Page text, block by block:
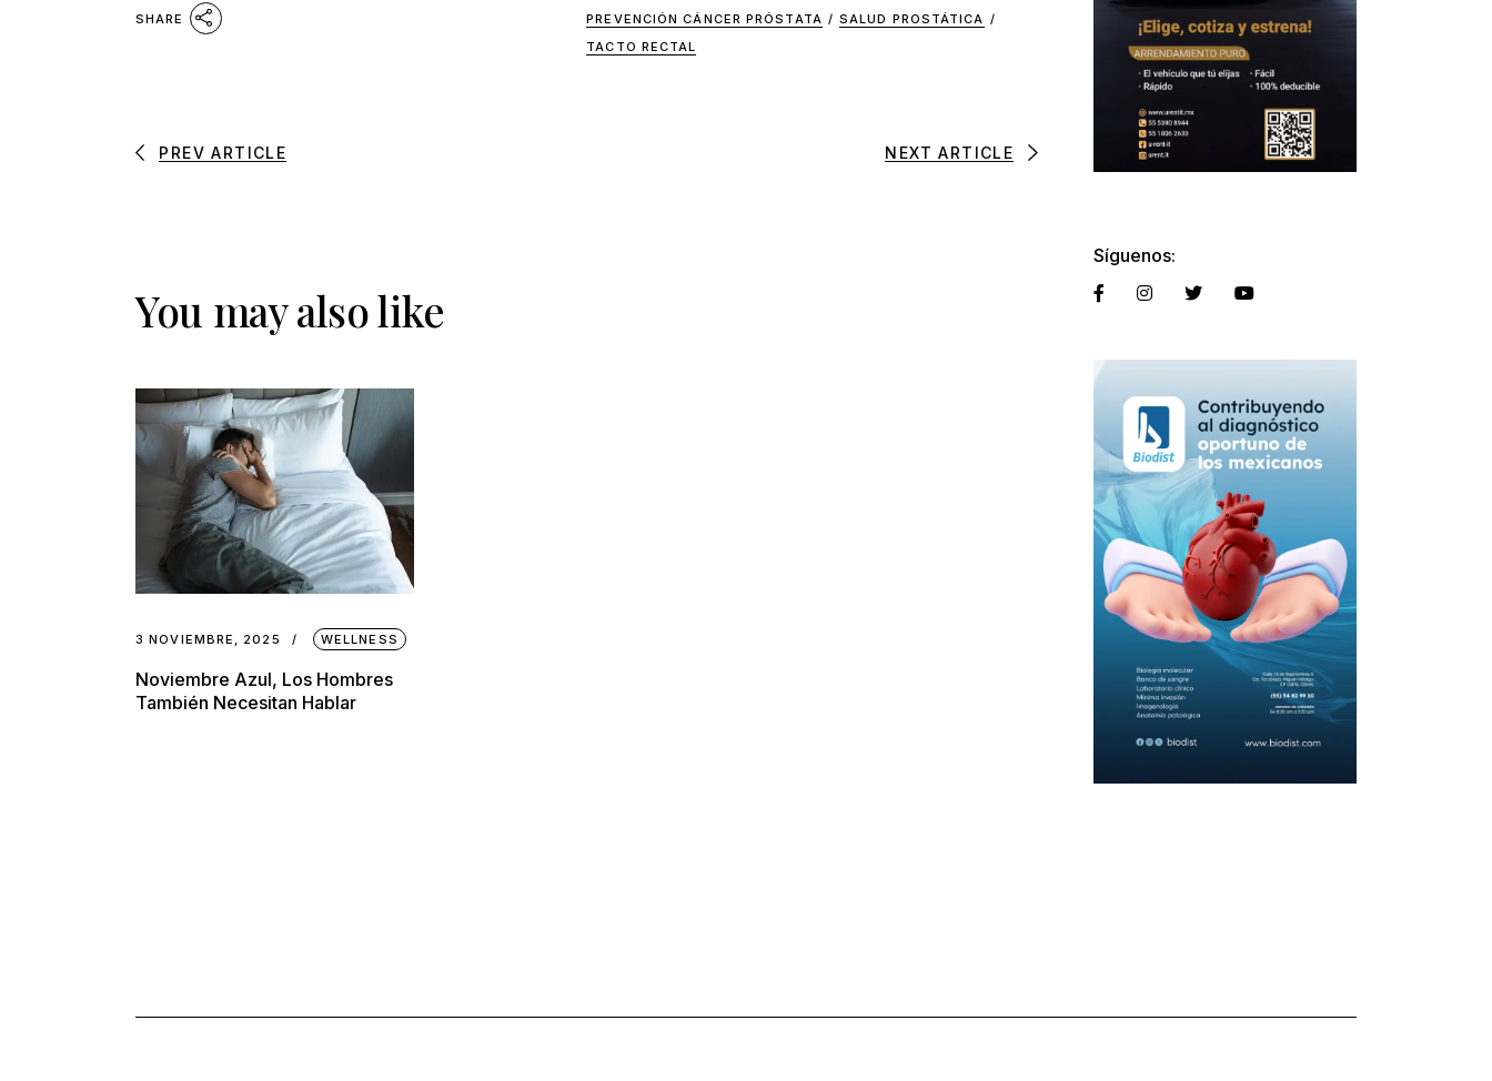
SHARE
PREVENCIÓN CÁNCER PRÓSTATA / SALUD PROSTÁTICA /
TACTO RECTAL
PREV ARTICLE NEXT ARTICLE
You may also like
3 NOVIEMBRE, 2025 WELLNESS
Noviembre Azul, Los Hombres
También Necesitan Hablar
Síguenos: